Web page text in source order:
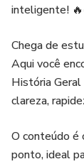
inteligente!
Chega de
Aqui você
História
clareza,
O conteúdo é
ponto, ideal